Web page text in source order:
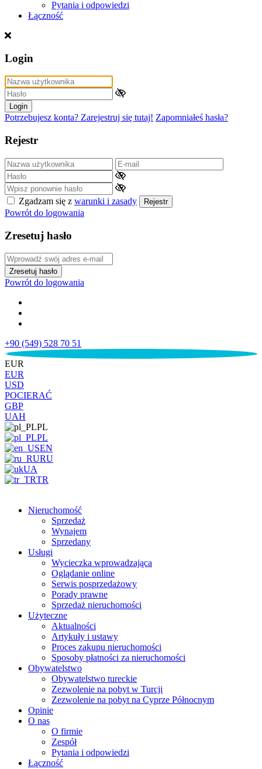
Pytania i odpowiedzi
Łączność
Login
Login
Potrzebujesz konta? Zarejestruj się tutaj! Zapomniałeś hasła?
Rejestr
Zgadzam się z warunki i zasady Rejestr
Powrót do logowania
Zresetuj hasło
Zresetuj hasło
Powrót do logowania
+90 (549) 528 70 51
€
EUR
EUR
USD
POCIERAĆ
GBP
UAH
PL
PL
EN
RU
UA
TR
Nieruchomość
Sprzedaż
Wynajem
Sprzedany
Usługi
Wycieczka wprowadzająca
Oglądanie online
Serwis posprzedażowy
Porady prawne
Sprzedaż nieruchomości
Użyteczne
Aktualności
Artykuły i ustawy
Proces zakupu nieruchomości
Sposoby płatności za nieruchomości
Obywatelstwo
Obywatelstwo tureckie
Zezwolenie na pobyt w Turcji
Zezwolenie na pobyt na Cyprze Północnym
Opinie
O nas
O firmie
Zespół
Pytania i odpowiedzi
Łączność